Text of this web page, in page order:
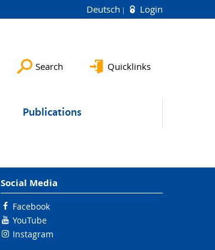
Deutsch Login
Search Quicklinks
Publications
Social Media
Facebook
YouTube
Instagram